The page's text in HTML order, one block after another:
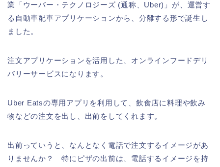
業「ウーバー・テクノロジーズ (通称、Uber)」が、運営す
る自動車配車アプリケーションから、分離する形で誕生し
ました。
注文アプリケーションを活用した、オンラインフードデリ
バリーサービスになります。
Uber Eatsの専用アプリを利用して、飲食店に料理や飲み
物などの注文を出し、出前をしてくれます。
出前っていうと、なんとなく電話で注文するイメージがあ
りませんか？ 特にピザの出前は、電話するイメージを持